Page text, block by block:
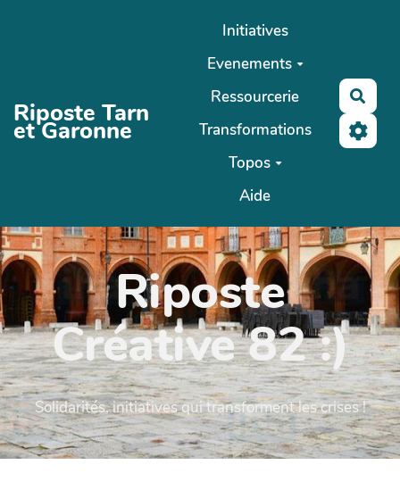
Riposte Tarn
et Garonne
Initiatives
Evenements
Ressourcerie
Transformations
Topos
Aide
Riposte
Créative 82 :)
Solidarités, initiatives qui transforment les crises !